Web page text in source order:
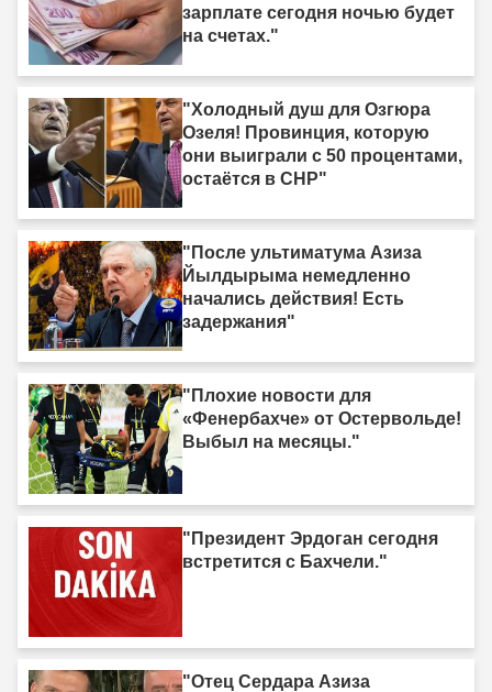
зарплате сегодня ночью будет
на счетах."
"Холодный душ для Озгюра
Озеля! Провинция, которую
они выиграли с 50 процентами,
остаётся в CHP"
"После ультиматума Азиза
Йылдырыма немедленно
начались действия! Есть
задержания"
"Плохие новости для
«Фенербахче» от Остервольде!
Выбыл на месяцы."
"Президент Эрдоган сегодня
встретится с Бахчели."
"Отец Сердара Азиза